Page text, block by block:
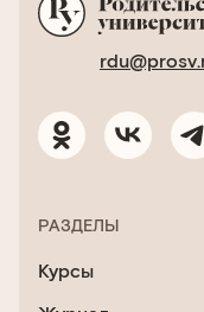
РАЗДЕЛЫ
Курсы